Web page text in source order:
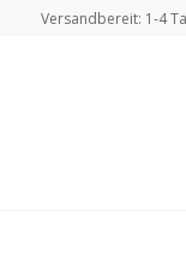
Versandbereit: 1-4